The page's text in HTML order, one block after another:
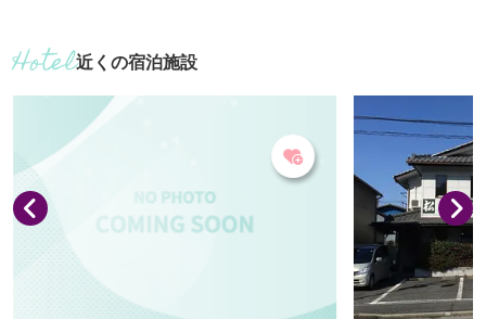
のスイーツなどが楽しめます。 木の温も
り、レトロな雰囲気、古き良き味わいを
感じることができます。 お風呂は「角地
蔵尊」お告げの霊泉。 カルシウム豊富な
鉱泉水を貸切でご利用いただけます。
（要事前予約） 四季折々の景観を五感で
味わいながら、ゆっく...
淡麗辛口にして
り。
近くの宿泊施設